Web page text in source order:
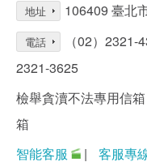
地址 106409 臺北
電話
（02）2321-
2321-3625
檢舉貪瀆不法專用信
箱
智能客服
| 客服專